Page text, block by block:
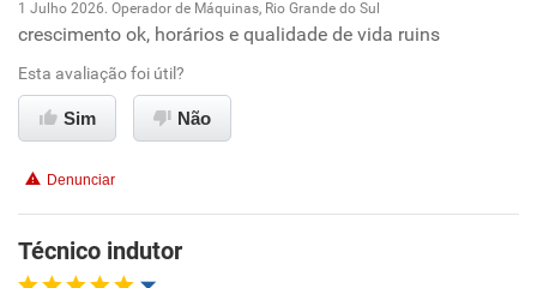
Oportunidade de promoção
Ambiente de trabalho
Benefícios
Recomenda esta empresa
1 Julho 2026. Operador de Máquinas, Rio Grande do Sul
crescimento ok, horários e qualidade de vida ruins
Esta avaliação foi útil?
Sim Não
Denunciar
Técnico indutor